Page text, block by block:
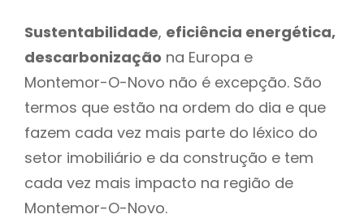
Sustentabilidade, eficiência energética,
descarbonização na Europa e
Montemor-O-Novo não é excepção. São
termos que estão na ordem do dia e que
fazem cada vez mais parte do léxico do
setor imobiliário e da construção e tem
cada vez mais impacto na região de
Montemor-O-Novo.